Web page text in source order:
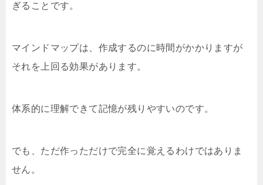
ぎることです。
マインドマップは、作成するのに時間がかかりますが
それを上回る効果があります。
体系的に理解できて記憶が残りやすいのです。
でも、ただ作っただけで完全に覚えるわけではありま
せん。